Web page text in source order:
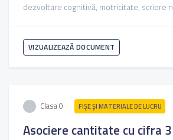
dezvoltare cognitivă, motricitate, scriere
VIZUALIZEAZĂ DOCUMENT
Clasa 0 FIŞE ŞI MATERIALE DE LUCRU
Asociere cantitate cu cifra 3